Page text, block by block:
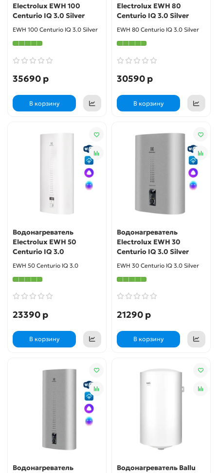
Electrolux EWH 100
Centurio IQ 3.0 Silver
EWH 100 Centurio IQ 3.0 Silver
35690 р
В корзину
Electrolux EWH 80
Centurio IQ 3.0 Silver
EWH 80 Centurio IQ 3.0 Silver
30590 р
В корзину
Водонагреватель
Electrolux EWH 50
Centurio IQ 3.0
EWH 50 Centurio IQ 3.0
23390 р
В корзину
Водонагреватель
Electrolux EWH 30
Centurio IQ 3.0 Silver
EWH 30 Centurio IQ 3.0 Silver
21290 р
В корзину
Водонагреватель
Водонагреватель Ballu